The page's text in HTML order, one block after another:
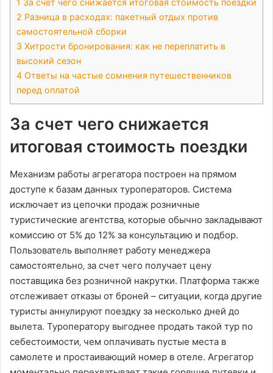
1 За счет чего снижается итоговая стоимость поездки
2 Разница в расходах: пакетный отдых против
самостоятельной сборки
3 Хитрости бронирования: как не переплатить в
высокий сезон
4 Ответы на частые сомнения путешественников
перед оплатой
За счет чего снижается
итоговая стоимость поездки
Механизм работы агрегатора построен на прямом
доступе к базам данных туроператоров. Система
исключает из цепочки продаж розничные
туристические агентства‚ которые обычно закладывают
комиссию от 5% до 12% за консультацию и подбор.
Пользователь выполняет работу менеджера
самостоятельно‚ за счет чего получает цену
поставщика без розничной накрутки. Платформа также
отслеживает отказы от броней – ситуации‚ когда другие
туристы аннулируют поездку за несколько дней до
вылета. Туроператору выгоднее продать такой тур по
себестоимости‚ чем оплачивать пустые места в
самолете и простаивающий номер в отеле. Агрегатор